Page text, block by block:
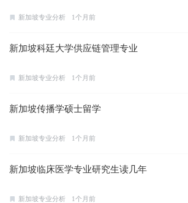
新加坡专业分析 1个月前
新加坡科廷大学供应链管理专业
新加坡专业分析 1个月前
新加坡传播学硕士留学
新加坡专业分析 1个月前
新加坡临床医学专业研究生读几年
新加坡专业分析 1个月前